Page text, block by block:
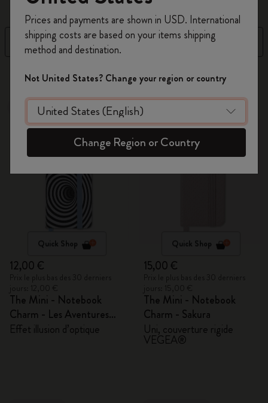
Filtre Trier par
4 Produits
Out Of Stock
Quick Shop
12,00 €
The Mini - Notebook
Charm - Les Aventures
d'Alice au pays des
Effet illusion d’optique
Quick Shop
15,00 €
The Mini - Notebook
Charm - Sakura
Uni, couverture rigide
VEGEA®
de remise ainsi que de frais de port gratuits
sur votre première commandeen utilisant le
codeWELCOME10.
Créez un compte Moleskine pour accéder à des
offres exclusives, des avantages réservés aux
membres et davantage d’inspiration.
Créer un compte!
Prices and payments are shown in USD. International
shipping costs are based on your items shipping
method and destination.
Not United States? Change your region or country
Change Region or Country